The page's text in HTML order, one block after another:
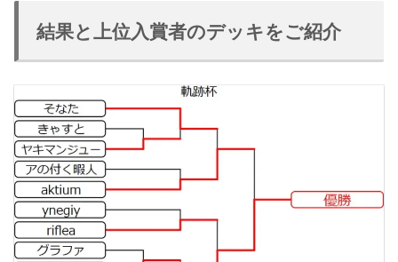
結果と上位入賞者のデッキをご紹介